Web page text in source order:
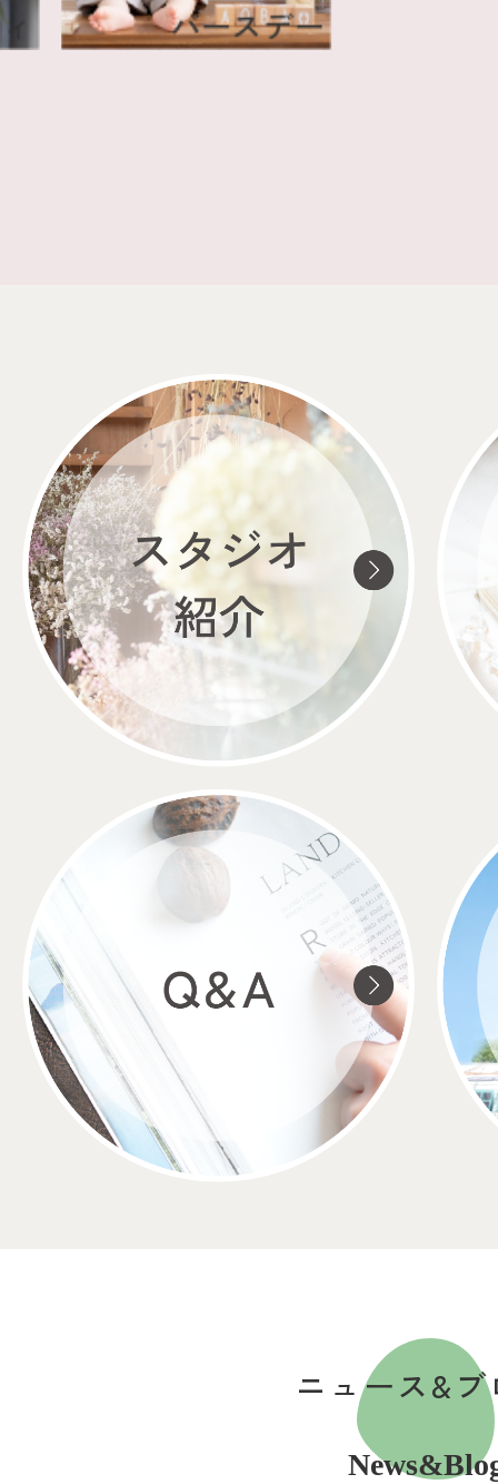
ティ バースデー
ニュース&